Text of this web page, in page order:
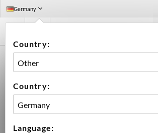
Germany
Country:
Country:
Language:
O-RING SET CORNELIUS KEG 9 & 19 L